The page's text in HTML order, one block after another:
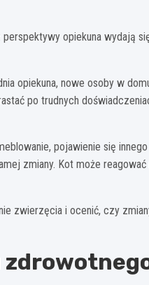
opiekuna wydają
opiekuna, nowe osoby w
po trudnych
pojawienie się
zmiany. Kot może reagować
zwierzęcia i ocenić, czy